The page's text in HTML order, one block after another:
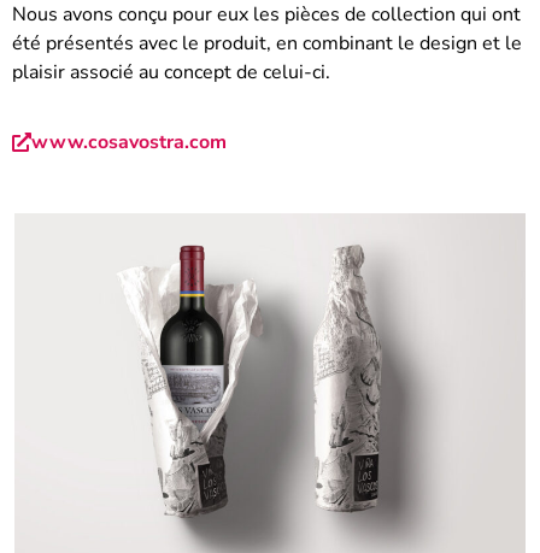
Nous avons conçu pour eux les pièces de collection qui ont
été présentés avec le produit, en combinant le design et le
plaisir associé au concept de celui-ci.
www.cosavostra.com